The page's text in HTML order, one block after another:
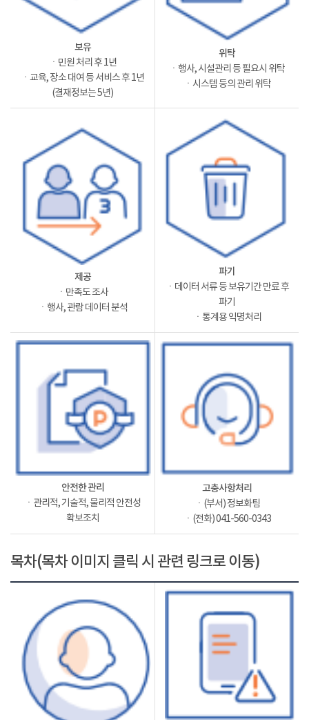
보유
ㆍ민원 처리 후 1년
ㆍ교육, 장소 대여 등 서비스 후 1년
(결재정보는 5년)
위탁
ㆍ행사, 시설관리 등 필요시 위탁
ㆍ시스템 등의 관리 위탁
제공
ㆍ만족도 조사
ㆍ행사, 관람 데이터 분석
파기
ㆍ데이터 서류 등 보유기간 만료 후
파기
ㆍ통계용 익명처리
안전한 관리
ㆍ관리적, 기술적, 물리적 안전성
확보조치
고충사항처리
ㆍ(부서) 정보화팀
ㆍ(전화) 041-560-0343
목차(목차 이미지 클릭 시 관련 링크로 이동)